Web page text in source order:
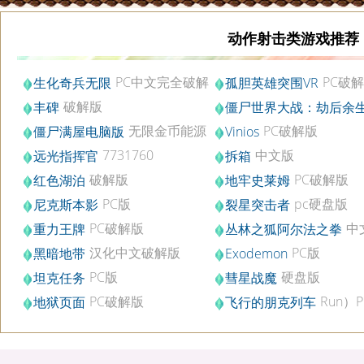
动作射击类游戏推荐
生化奇兵无限 PC中文完全破解
版v1.1.25.5165
孤胆英雄突围VR PC破
丰碑 破解版
僵尸世界大战：劫后余
PC中文版v2.04
僵尸满屋电脑版 无限金币能源
修改版
Vinios PC破解版
远光指挥官 7731760 拆箱 中文版
红色湖泊 破解版 地牢史莱姆 PC破解版
尼克斯本影 PC版 裂星突击者 pc硬盘版
重力王牌 PC破解版 丛林之狐阿尔法之拳 中
汉化版
黑暗地带 汉化中文破解版 Exodemon PC版
坦克任务 PC版 彗星战魔 硬盘版
地狱页面 PC破解版 飞行的朋克列车 Run）